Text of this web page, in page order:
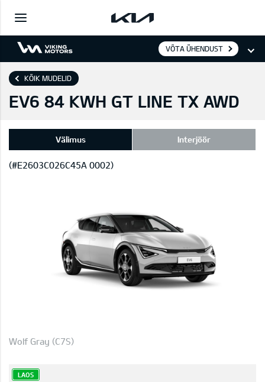
VÕTA ÜHENDUST
KÕIK MUDELID
EV6 84 KWH GT LINE TX AWD
Välimus Interjöör
(#E2603C026C45A 0002)
Wolf Gray (C7S)
LAOS